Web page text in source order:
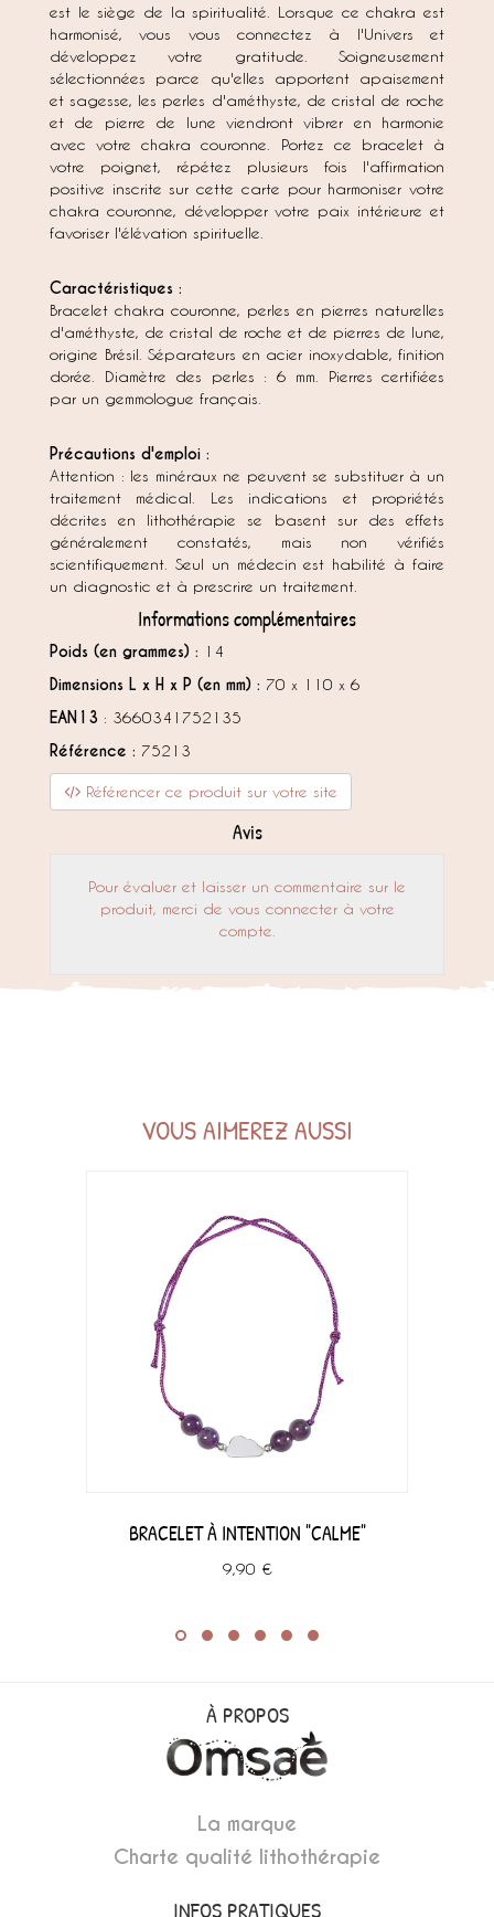
est le siège de la spiritualité. Lorsque ce chakra est
harmonisé, vous vous connectez à l'Univers et
développez votre gratitude. Soigneusement
sélectionnées parce qu'elles apportent apaisement
et sagesse, les perles d'améthyste, de cristal de roche
et de pierre de lune viendront vibrer en harmonie
avec votre chakra couronne. Portez ce bracelet à
votre poignet, répétez plusieurs fois l'affirmation
positive inscrite sur cette carte pour harmoniser votre
chakra couronne, développer votre paix intérieure et
favoriser l'élévation spirituelle.
Caractéristiques :
Bracelet chakra couronne, perles en pierres naturelles
d'améthyste, de cristal de roche et de pierres de lune,
origine Brésil. Séparateurs en acier inoxydable, finition
dorée. Diamètre des perles : 6 mm. Pierres certifiées
par un gemmologue français.
Précautions d'emploi :
Attention : les minéraux ne peuvent se substituer à un
traitement médical. Les indications et propriétés
décrites en lithothérapie se basent sur des effets
généralement constatés, mais non vérifiés
scientifiquement. Seul un médecin est habilité à faire
un diagnostic et à prescrire un traitement.
Informations complémentaires
Poids (en grammes) : 14
Dimensions L x H x P (en mm) : 70 x 110 x 6
EAN13 : 3660341752135
Référence : 75213
Référencer ce produit sur votre site
Avis
Pour évaluer et laisser un commentaire sur le
produit, merci de vous connecter à votre
compte.
VOUS AIMEREZ AUSSI
BRACELET À INTENTION "CALME"
9,90 €
À PROPOS
La marque
Charte qualité lithothérapie
INFOS PRATIQUES